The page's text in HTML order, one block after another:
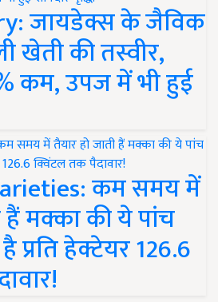
जायडेक्स के जैविक
खेती की तस्वीर,
कम, उपज में भी हुई
कम समय में
हैं मक्का की ये पांच
प्रति हेक्टेयर 126.6